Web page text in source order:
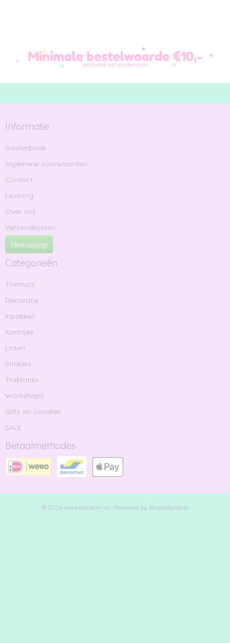
Informatie
Gastenboek
Algemene voorwaarden
Contact
Levering
Over ons
Verzendkosten
Herroeping
Categorieën
Thema's
Decoratie
Inpakken
Kaartjes
Linten
Stickers
Traktaties
Workshops
Gifts en Goodies
SALE
Betaalmethodes
© 2026 www.pakjeinn.nl - Powered by Shoppagina.nl